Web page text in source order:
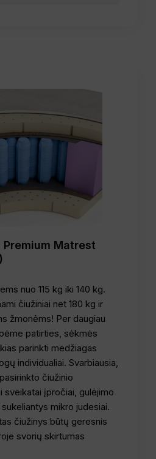
Matrest
nuo 115 kg iki 140 kg.
čiužiniai net 180 kg ir
žmonėms! Per daugiau
patirties, sėkmės
parinkti medžiagas
individualiai. Svarbiausia,
čiužinio
sveikatai įpročiai, gulėjimo
mikro judesiai.
čiužinys būtų geresnis
svorių skirtumas